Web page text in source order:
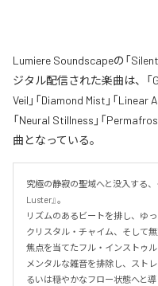
Lumiere Soundscapeの「
ジタル配信された楽曲は、「
Veil」「Diamond Mist」「Linear
「Neural Stillness」「
曲となっている。
究極の静寂の聖域へと没入する
Luster』。
リズムのあるビートを排し、ゆ
クリスタル・チャイム、そして
焦点を当てたフル・インストゥ
メンタルな雑音を排除し、スト
るいは穏やかなフロー状態へと